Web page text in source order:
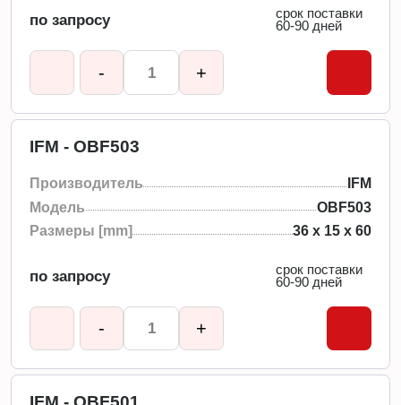
по запросу
срок поставки
60-90 дней
- +
IFM - OBF503
Производитель
IFM
Модель
OBF503
Размеры [mm]
36 x 15 x 60
по запросу
срок поставки
60-90 дней
- +